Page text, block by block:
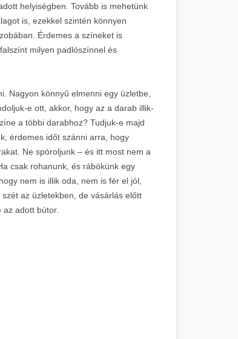
helyiségben. Tovább is mehetünk
is, ezekkel szintén könnyen
Érdemes a színeket is
milyen padlószínnel és
Nagyon könnyű elmenni egy üzletbe,
e ott, akkor, hogy az a darab illik-
a többi darabhoz? Tudjuk-e majd
érdemes időt szánni arra, hogy
Ne spóroljunk – és itt most nem a
csak rohanunk, és rábökünk egy
nem is illik oda, nem is fér el jól,
az üzletekben, de vásárlás előtt
adott bútor.